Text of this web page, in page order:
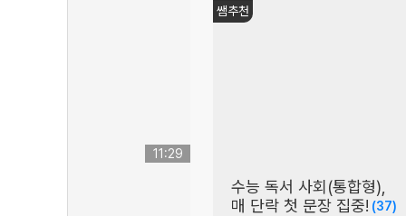
11:29
쌤추천
수능 독서 사회(통합형),
매 단락 첫 문장 집중! (37)